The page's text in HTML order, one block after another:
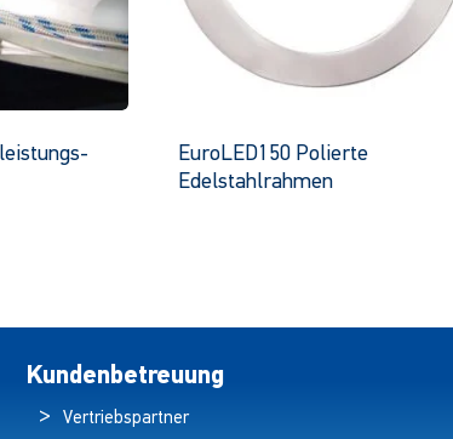
können
EuroLED150 Polierte
Edelstahlrahmen
Varianten.
Kundenbetreuung
Vertriebspartner